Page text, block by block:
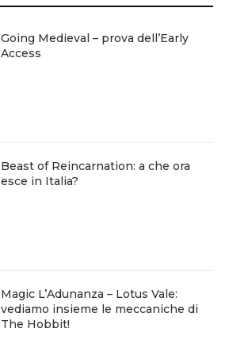
Going Medieval – prova dell’Early
Access
Beast of Reincarnation: a che ora
esce in Italia?
Magic L’Adunanza – Lotus Vale:
vediamo insieme le meccaniche di
The Hobbit!